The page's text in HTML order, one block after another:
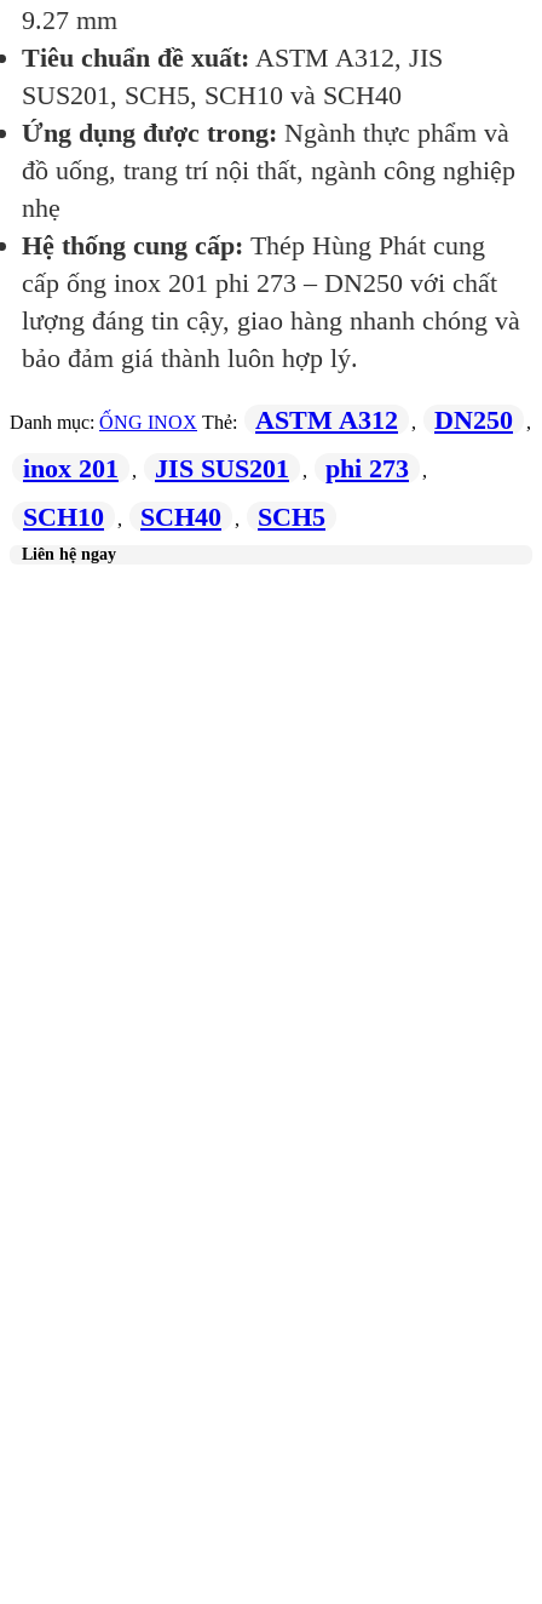
9.27 mm
Tiêu chuẩn đề xuất: ASTM A312, JIS
SUS201, SCH5, SCH10 và SCH40
Ứng dụng được trong: Ngành thực phẩm và
đồ uống, trang trí nội thất, ngành công nghiệp
nhẹ
Hệ thống cung cấp: Thép Hùng Phát cung
cấp ống inox 201 phi 273 – DN250 với chất
lượng đáng tin cậy, giao hàng nhanh chóng và
bảo đảm giá thành luôn hợp lý.
Danh mục: ỐNG INOX Thẻ: ASTM A312 , DN250 ,
inox 201 , JIS SUS201 , phi 273 ,
SCH10 , SCH40 , SCH5
Liên hệ ngay